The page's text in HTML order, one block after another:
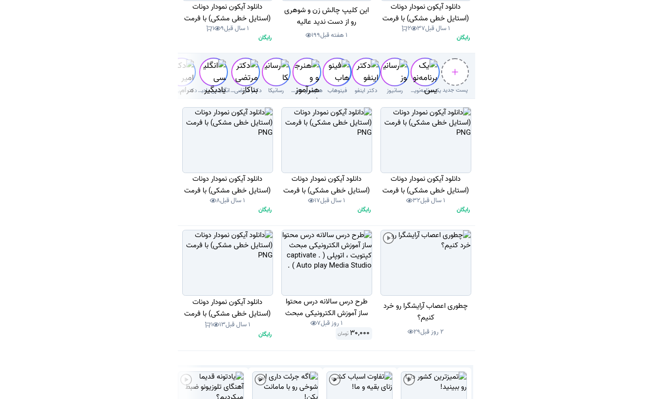
دانلود آیکون نمودار دونات
(استایل خطی مشکی) با فرمت
PNG
1 سال قبل 37
2
رایگان
این کلیپ چالش زن و شوهری
رو از دست ندید عالیه
1 هفته قبل 199
دانلود آیکون نمودار دونات
(استایل خطی مشکی) با فرمت
PNG
1 سال قبل 9
1
رایگان
پست جدید یک برنامه‌نویس رسانیوز دکتر اینفو فینوهاب هنرجو و هنرآموز( سوال با جواب) رسانیکا دکتر مرتضی بناکار انگلیسی یادبگیر
دانلود آیکون نمودار دونات
(استایل خطی مشکی) با فرمت
PNG
1 سال قبل 32
رایگان
دانلود آیکون نمودار دونات
(استایل خطی مشکی) با فرمت
PNG
1 سال قبل 17
رایگان
دانلود آیکون نمودار دونات
(استایل خطی مشکی) با فرمت
PNG
1 سال قبل 8
رایگان
چطوری اعصاب آرایشگرا رو خرد
کنیم؟
2 روز قبل 29
طرح درس سالانه درس محتوا
ساز آموزش الکترونیکی مبحث
کپتویت ، اتوپلی ( captivate .
Auto play Media Studio ) .
1 روز قبل 7
30,000 تومان
دانلود آیکون نمودار دونات
(استایل خطی مشکی) با فرمت
PNG
1 سال قبل 13
1
رایگان